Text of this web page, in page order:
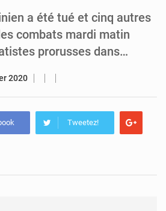
Tibiri : le dialogue, nouveau terrain de jeu pour la paix
a été tué et cinq autres
combats mardi matin
prorusses dans…
2020
Tweetez!